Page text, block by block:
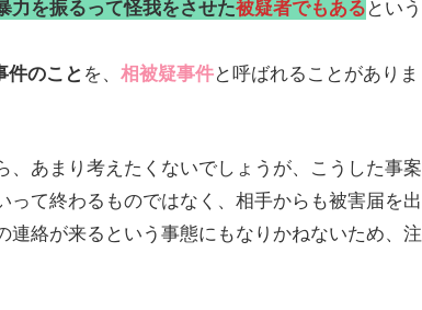
力を振るって怪我をさせた被疑者でもあるという
のこと を、 相被疑事件と呼ばれることがありま
あまり考えたくないでしょうが、こうした事案
て終わるものではなく、相手からも被害届を出
連絡が来るという事態にもなりかねないため、注